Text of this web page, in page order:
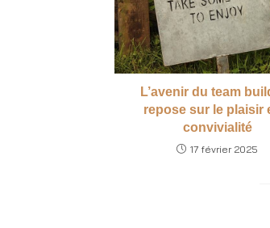
L’avenir du team
repose sur le plaisir
convivialité
17 février 2025